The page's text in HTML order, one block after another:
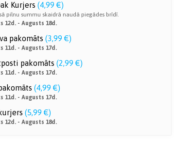
Kurjers (4,99 €)
pilnu summu skaidrā naudā piegādes brīdī.
12d. - Augusts 18d.
pakomāts (3,99 €)
11d. - Augusts 17d.
pakomāts (2,99 €)
11d. - Augusts 17d.
(4,99 €)
11d. - Augusts 17d.
(5,99 €)
12d. - Augusts 18d.